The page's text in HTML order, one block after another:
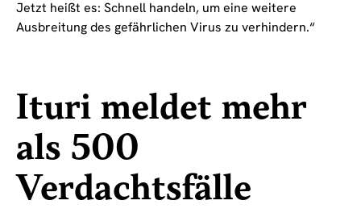
Jetzt heißt es: Schnell handeln, um eine weitere
Ausbreitung des gefährlichen Virus zu verhindern.“
Ituri meldet mehr
als 500
Verdachtsfälle